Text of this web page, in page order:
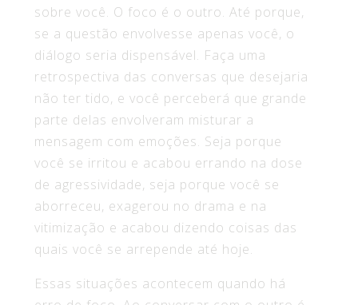
sobre você. O foco é o outro. Até porque,
se a questão envolvesse apenas você, o
diálogo seria dispensável. Faça uma
retrospectiva das conversas que desejaria
não ter tido, e você perceberá que grande
parte delas envolveram misturar a
mensagem com emoções. Seja porque
você se irritou e acabou errando na dose
de agressividade, seja porque você se
aborreceu, exagerou no drama e na
vitimização e acabou dizendo coisas das
quais você se arrepende até hoje.
Essas situações acontecem quando há